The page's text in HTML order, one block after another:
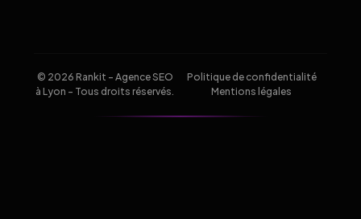
© 2026 Rankit - Agence SEO
à Lyon - Tous droits réservés.
Politique de confidentialité
Mentions légales